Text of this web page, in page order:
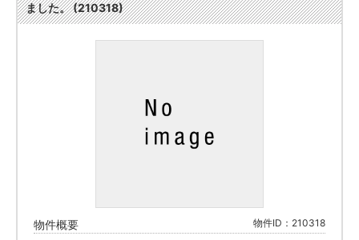
ました。 (210318)
物件概要 物件ID：210318